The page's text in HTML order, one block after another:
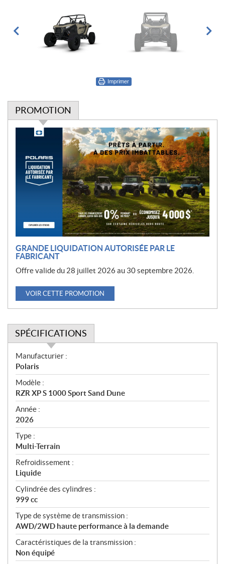
Imprimer
PROMOTION
GRANDE LIQUIDATION AUTORISÉE PAR LE
FABRICANT
Offre valide du 28 juillet 2026 au 30 septembre 2026.
VOIR CETTE PROMOTION
SPÉCIFICATIONS
S
p
é
c
i
f
i
c
a
t
i
o
n
s
Manufacturier :
Polaris
Modèle :
RZR XP S 1000 Sport Sand Dune
Année :
2026
Type :
Multi-Terrain
Refroidissement :
Liquide
Cylindrée des cylindres :
999 cc
Type de système de transmission :
AWD/2WD haute performance à la demande
Caractéristiques de la transmission :
Non équipé